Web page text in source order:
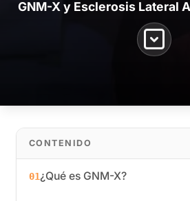
GNM-X y Esclerosis Lateral
CONTENIDO
01¿Qué es GNM-X?